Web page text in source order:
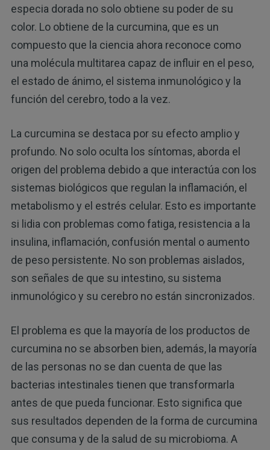
especia dorada no solo obtiene su poder de su
color. Lo obtiene de la curcumina, que es un
compuesto que la ciencia ahora reconoce como
una molécula multitarea capaz de influir en el peso,
el estado de ánimo, el sistema inmunológico y la
función del cerebro, todo a la vez.
La curcumina se destaca por su efecto amplio y
profundo. No solo oculta los síntomas, aborda el
origen del problema debido a que interactúa con los
sistemas biológicos que regulan la inflamación, el
metabolismo y el estrés celular. Esto es importante
si lidia con problemas como fatiga, resistencia a la
insulina, inflamación, confusión mental o aumento
de peso persistente. No son problemas aislados,
son señales de que su intestino, su sistema
inmunológico y su cerebro no están sincronizados.
El problema es que la mayoría de los productos de
curcumina no se absorben bien, además, la mayoría
de las personas no se dan cuenta de que las
bacterias intestinales tienen que transformarla
antes de que pueda funcionar. Esto significa que
sus resultados dependen de la forma de curcumina
que consuma y de la salud de su microbioma. A